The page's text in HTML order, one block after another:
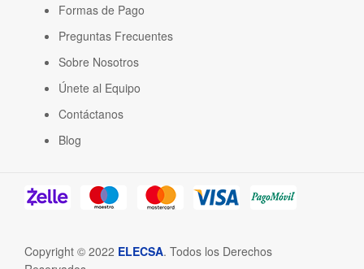
Formas de Pago
Preguntas Frecuentes
Sobre Nosotros
Únete al Equipo
Contáctanos
Blog
Copyright © 2022 ELECSA. Todos los Derechos